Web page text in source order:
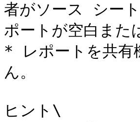
者がソース シー
ポートが空白また
* レポートを共有
ん。
ヒント\